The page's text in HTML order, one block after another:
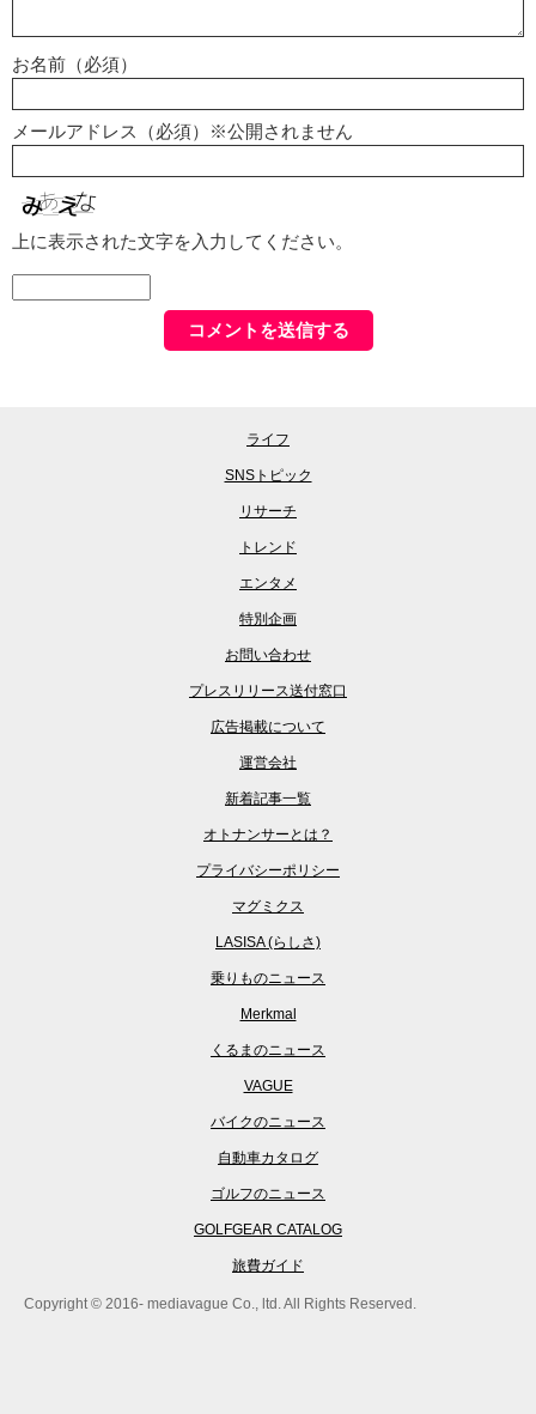
お名前（必須）
メールアドレス（必須）※公開されません
上に表示された文字を入力してください。
ライフ
SNSトピック
リサーチ
トレンド
エンタメ
特別企画
お問い合わせ
プレスリリース送付窓口
広告掲載について
運営会社
新着記事一覧
オトナンサーとは？
プライバシーポリシー
マグミクス
LASISA (らしさ)
乗りものニュース
Merkmal
くるまのニュース
VAGUE
バイクのニュース
自動車カタログ
ゴルフのニュース
GOLFGEAR CATALOG
旅費ガイド
Copyright © 2016- mediavague Co., ltd. All Rights Reserved.